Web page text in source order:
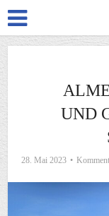
UND
28. Mai 2023